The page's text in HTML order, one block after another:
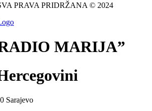
PRAVA PRIDRŽANA © 2024
MARIJA”
Sarajevo